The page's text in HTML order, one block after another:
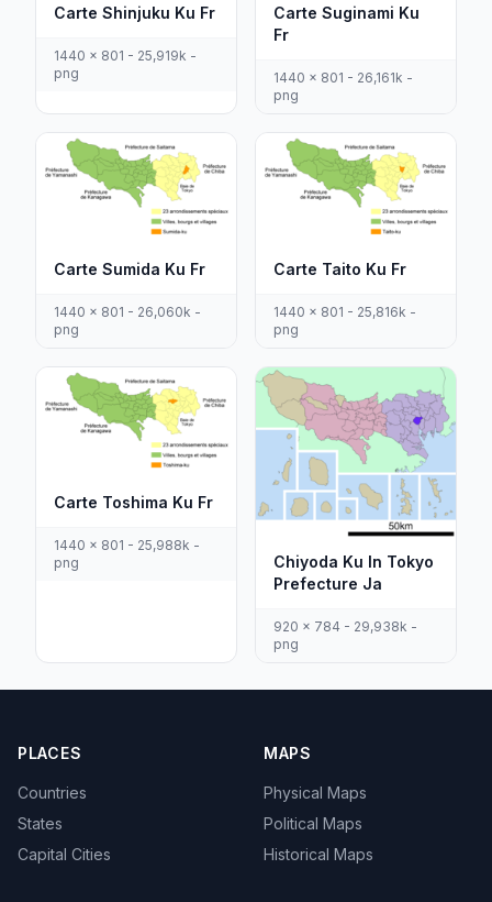
Carte Shinjuku Ku Fr
1440 x 801 - 25,919k -
png
Carte Suginami Ku
Fr
1440 x 801 - 26,161k -
png
Carte Sumida Ku Fr
1440 x 801 - 26,060k -
png
Carte Taito Ku Fr
1440 x 801 - 25,816k -
png
Carte Toshima Ku Fr
1440 x 801 - 25,988k -
png
Chiyoda Ku In Tokyo
Prefecture Ja
920 x 784 - 29,938k -
png
PLACES
Countries
States
Capital Cities
MAPS
Physical Maps
Political Maps
Historical Maps